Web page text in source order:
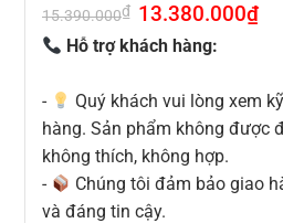
15.390.000₫ Giá
gốc
là:
15.390.000₫.
13.380.000₫Giá
Hỗ trợ khách hàng:
-
Quý khách vui lòng xem
hàng. Sản phẩm không được
không thích, không hợp.
-
Chúng tôi đảm bảo giao
và đáng tin cậy.